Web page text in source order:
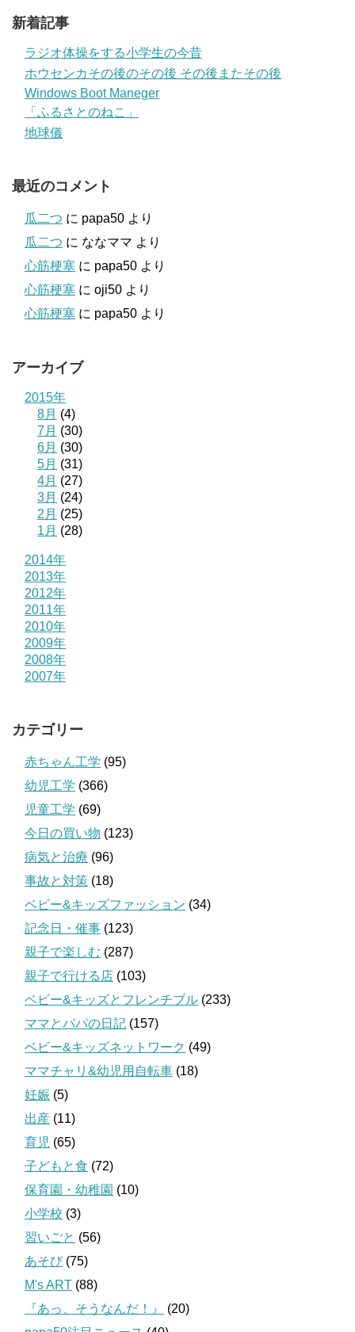
新着記事
ラジオ体操をする小学生の今昔
ホウセンカその後のその後 その後またその後
Windows Boot Maneger
「ふるさとのねこ」
地球儀
最近のコメント
瓜二つ に papa50 より
瓜二つ に ななママ より
心筋梗塞 に papa50 より
心筋梗塞 に oji50 より
心筋梗塞 に papa50 より
アーカイブ
2015年
8月 (4)
7月 (30)
6月 (30)
5月 (31)
4月 (27)
3月 (24)
2月 (25)
1月 (28)
2014年
2013年
2012年
2011年
2010年
2009年
2008年
2007年
カテゴリー
赤ちゃん工学 (95)
幼児工学 (366)
児童工学 (69)
今日の買い物 (123)
病気と治療 (96)
事故と対策 (18)
ベビー&キッズファッション (34)
記念日・催事 (123)
親子で楽しむ (287)
親子で行ける店 (103)
ベビー&キッズとフレンチブル (233)
ママとパパの日記 (157)
ベビー&キッズネットワーク (49)
ママチャリ&幼児用自転車 (18)
妊娠 (5)
出産 (11)
育児 (65)
子どもと食 (72)
保育園・幼稚園 (10)
小学校 (3)
習いごと (56)
あそび(75)
M's ART (88)
『あっ、そうなんだ！』
(20)